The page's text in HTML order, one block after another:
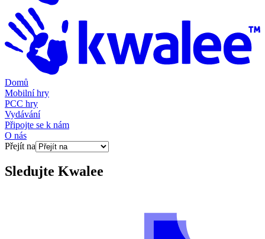
Domů
Mobilní hry
PCC hry
Vydávání
Připojte se k nám
O nás
Přejít na
Sledujte Kwalee